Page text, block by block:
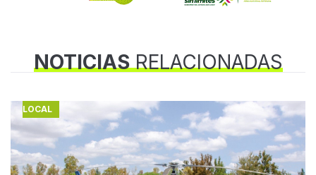
NOTICIASRELACIONADAS
LOCAL